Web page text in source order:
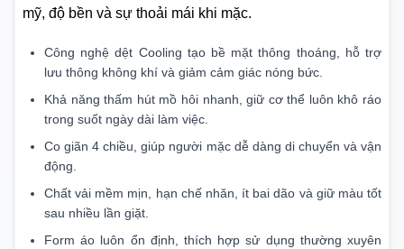
mỹ, độ bền và sự thoải mái khi mặc.
Công nghệ dệt Cooling tạo bề mặt thông thoáng, hỗ trợ
lưu thông không khí và giảm cảm giác nóng bức.
Khả năng thấm hút mồ hôi nhanh, giữ cơ thể luôn khô ráo
trong suốt ngày dài làm việc.
Co giãn 4 chiều, giúp người mặc dễ dàng di chuyển và vận
động.
Chất vải mềm mịn, hạn chế nhăn, ít bai dão và giữ màu tốt
sau nhiều lần giặt.
Form áo luôn ổn định, thích hợp sử dụng thường xuyên